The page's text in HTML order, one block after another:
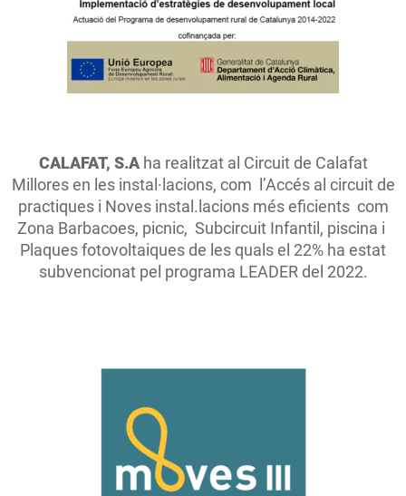
CALAFAT, S.Aha realitzat al Circuit de Calafat
Millores en les instal·lacions, com l’Accés al circuit de
practiques i Noves instal.lacions més eficients com
Zona Barbacoes, picnic, Subcircuit Infantil, piscina i
Plaques fotovoltaiques de les quals el 22% ha estat
subvencionat pel programa LEADER del 2022.